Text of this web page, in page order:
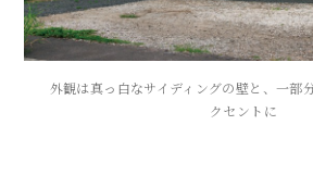
外観は真っ白なサイディングの壁と、一部
クセントに